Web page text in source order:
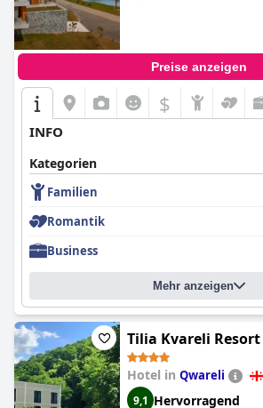
Preise anzeigen
$
INFO
Kategorien
Familien
Romantik
Business
Mehr anzeigen
Tilia Kvareli Resort
Hotel in Qwareli
9,1 Hervorragend